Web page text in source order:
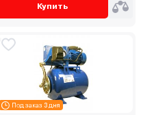
Купить
Под заказ 3 дня